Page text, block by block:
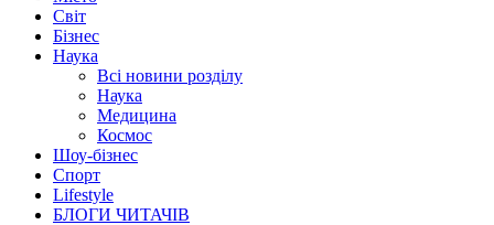
Світ
Бізнес
Наука
Всі новини розділу
Наука
Медицина
Космос
Шоу-бізнес
Спорт
Lifestyle
БЛОГИ ЧИТАЧІВ